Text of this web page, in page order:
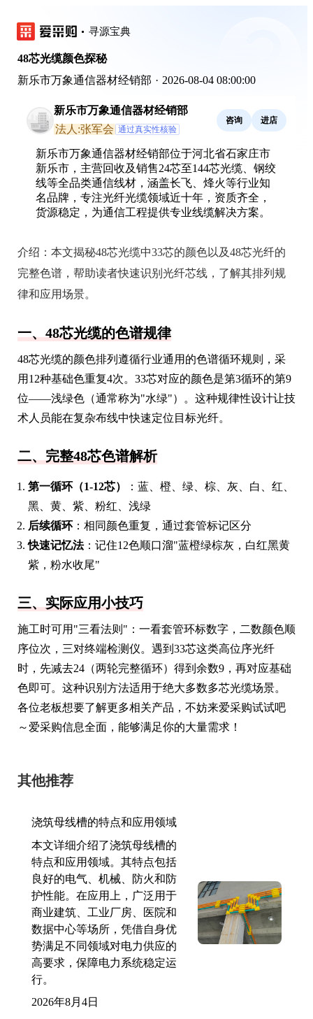
寻源宝典
48芯光缆颜色探秘
新乐市万象通信器材经销部 · 2026-08-04 08:00:00
新乐市万象通信器材经销部
法人:张军会 通过真实性核验
咨询 进店
新乐市万象通信器材经销部位于河北省石家庄市
新乐市，主营回收及销售24芯至144芯光缆、钢绞
线等全品类通信线材，涵盖长飞、烽火等行业知
名品牌，专注光纤光缆领域近十年，资质齐全，
货源稳定，为通信工程提供专业线缆解决方案。
介绍： 本文揭秘48芯光缆中33芯的颜色以及48芯光纤的
完整色谱，帮助读者快速识别光纤芯线，了解其排列规
律和应用场景。
一、48芯光缆的色谱规律
48芯光缆的颜色排列遵循行业通用的色谱循环规则，采
用12种基础色重复4次。33芯对应的颜色是第3循环的第9
位——浅绿色（通常称为"水绿"）。这种规律性设计让技
术人员能在复杂布线中快速定位目标光纤。
二、完整48芯色谱解析
第一循环（1-12芯）
：蓝、橙、绿、棕、灰、白、红、
黑、黄、紫、粉红、浅绿
后续循环 ：相同颜色重复，通过套管标记区分
快速记忆法：记住12色顺口溜"蓝橙绿棕灰，白红黑黄
紫，粉水收尾"
三、实际应用小技巧
施工时可用"三看法则"：一看套管环标数字，二数颜色顺
序位次，三对终端检测仪。遇到33芯这类高位序光纤
时，先减去24（两轮完整循环）得到余数9，再对应基础
色即可。这种识别方法适用于绝大多数多芯光缆场景。
各位老板想要了解更多相关产品，不妨来爱采购试试吧
～爱采购信息全面，能够满足你的大量需求！
其他推荐
浇筑母线槽的特点和应用领域
本文详细介绍了浇筑母线槽的
特点和应用领域。其特点包括
良好的电气、机械、防火和防
护性能。在应用上，广泛用于
商业建筑、工业厂房、医院和
数据中心等场所，凭借自身优
势满足不同领域对电力供应的
高要求，保障电力系统稳定运
行。
2026年8月4日